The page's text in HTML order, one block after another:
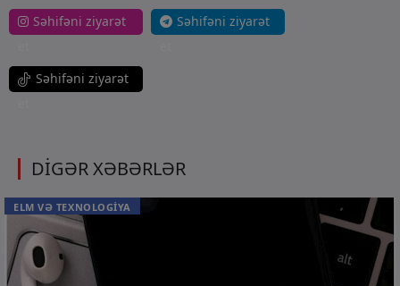
Səhifəni ziyarət
Səhifəni ziyarət
Səhifəni ziyarət
DİGƏR XƏBƏRLƏR
ELM VƏ TEXNOLOGİYA